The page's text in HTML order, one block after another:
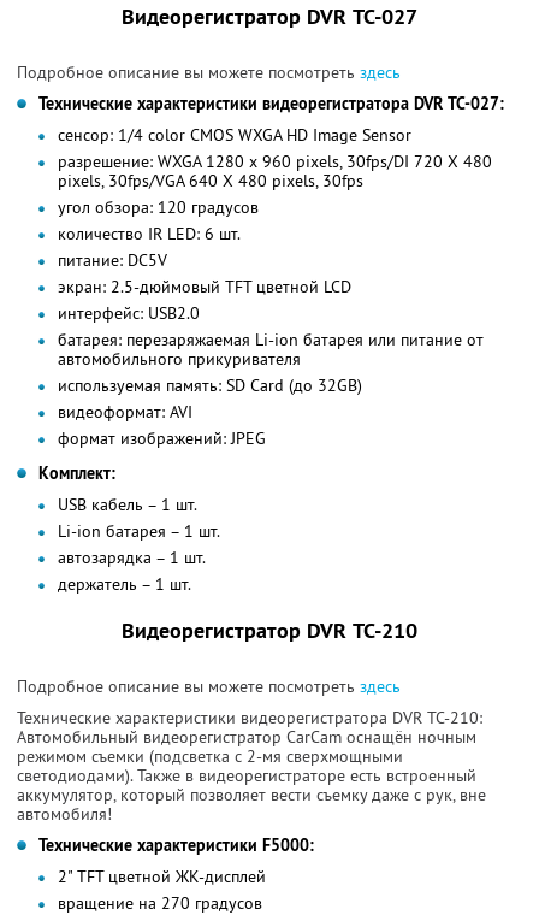
Видеорегистратор DVR ТС-027
Подробное описание вы можете посмотреть здесь
Технические характеристики видеорегистратора DVR ТС-027:
сенсор: 1/4 color CMOS WXGA HD Image Sensor
разрешение: WXGA 1280 x 960 pixels, 30fps/DI 720 X 480
pixels, 30fps/VGA 640 X 480 pixels, 30fps
угол обзора: 120 градусов
количество IR LED: 6 шт.
питание: DC5V
экран: 2.5-дюймовый TFT цветной LCD
интерфейс: USB2.0
батарея: перезаряжаемая Li-ion батарея или питание от
автомобильного прикуривателя
используемая память: SD Card (до 32GB)
видеоформат: AVI
формат изображений: JPEG
Комплект:
USB кабель – 1 шт.
Li-ion батарея – 1 шт.
автозарядка – 1 шт.
держатель – 1 шт.
Видеорегистратор DVR ТС-210
Подробное описание вы можете посмотреть здесь
Технические характеристики видеорегистратора DVR ТС-210:
Автомобильный видеорегистратор CarCam оснащён ночным
режимом съемки (подсветка c 2-мя сверхмощными
светодиодами). Также в видеорегистраторе есть встроенный
аккумулятор, который позволяет вести съемку даже с рук, вне
автомобиля!
Технические характеристики F5000:
2" TFT цветной ЖК-дисплей
вращение на 270 градусов